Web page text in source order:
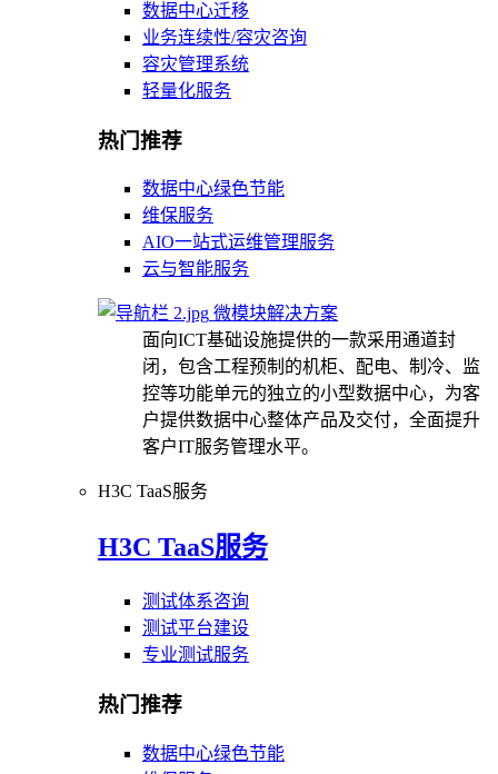
数据中心迁移
业务连续性/容灾咨询
容灾管理系统
轻量化服务
热门推荐
数据中心绿色节能
维保服务
AIO一站式运维管理服务
云与智能服务
微模块解决方案
面向ICT基础设施提供的一款采用通道封
闭，包含工程预制的机柜、配电、制冷、监
控等功能单元的独立的小型数据中心，为客
户提供数据中心整体产品及交付，全面提升
客户IT服务管理水平。
H3C TaaS服务
H3C TaaS服务
测试体系咨询
测试平台建设
专业测试服务
热门推荐
数据中心绿色节能